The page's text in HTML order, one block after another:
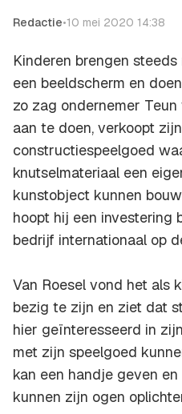
Redactie•10 mei 2020 14:38
Kinderen brengen
een beeldscherm en
zo zag ondernemer
aan te doen, verkoopt
constructiespeelgoed
knutselmateriaal een
kunstobject kunnen
hoopt hij een investering
bedrijf internationaal op
Van Roesel vond het als
bezig te zijn en ziet dat
hier geïnteresseerd in
met zijn speelgoed
kan een handje geven
kunnen zijn ogen